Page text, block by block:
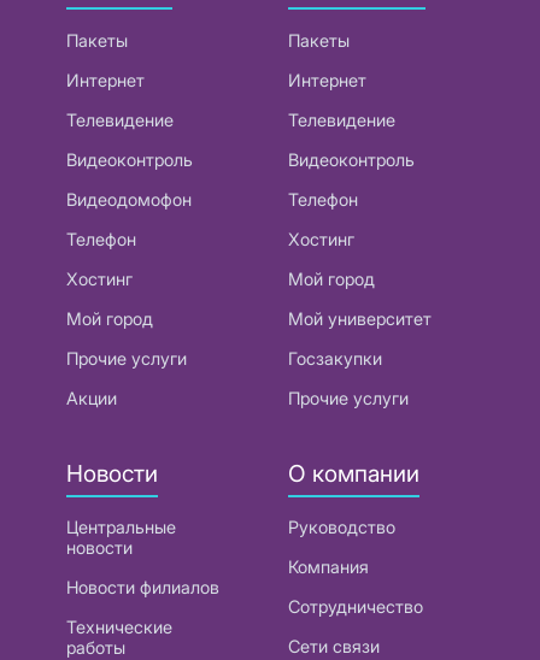
Пакеты
Интернет
Телевидение
Видеоконтроль
Видеодомофон
Телефон
Хостинг
Мой город
Прочие услуги
Акции
Пакеты
Интернет
Телевидение
Видеоконтроль
Телефон
Хостинг
Мой город
Мой университет
Госзакупки
Прочие услуги
Новости
Центральные
новости
Новости филиалов
Технические
работы
О компании
Руководство
Компания
Сотрудничество
Сети связи